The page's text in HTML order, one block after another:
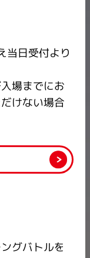
当日受付より
場までにお
けない場合
グバトルを